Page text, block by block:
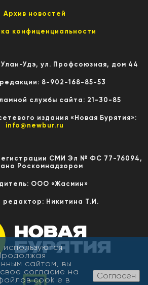
Архив новостей
конфиценциальности
Удэ, ул. Профсоюзная, дом 44
8-902-168-85-53
службы сайта: 21-30-85
издания «Новая Бурятия»:
info@newbur.ru
СМИ Эл № ФС 77-76094,
Роскомнадзором
ООО «Жасмин»
редактор: Никитина Т.И.
сайтом, вы
согласие на
cookie в
Согласен